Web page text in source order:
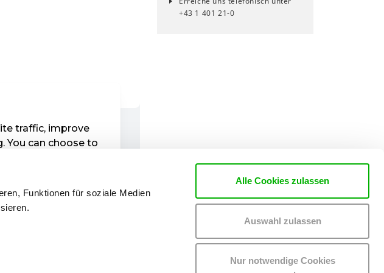
Funktionen für soziale Medien
Alle Cookies zulassen
Auswahl zulassen
Nur notwendige Cookies
+43 1 401 21-0